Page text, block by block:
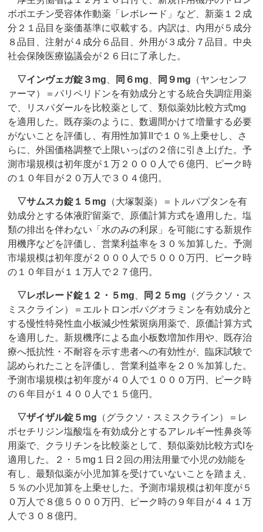
ボポエチン受容体作動薬「レボレード」など、新薬１２成
分２１品目を薬価基準に収載する。内訳は、内用が５成分
８品目、注射が４成分６品目、外用が３成分７品目。中央
社会保険医療協議会が２６日に了承した。
▽インヴェガ錠３mg 同６mg 同９mg （ヤンセンフ
ァーマ）＝パリペリドンを有効成分とする統合失調症用薬
で、リスパダールを比較薬として、類似薬効比較方式mg
を適用した。既存薬のように、数週間かけて増量する必要
がないことを評価し、有用性加算IIで１０％上乗せし、さ
らに、外国価格調整で上限いっぱの２倍に引き上げた。予
測市場規模は初年度が１万２０００人で６億円、ピーク時
の１０年目が２０万人で３０４億円。
▽サムスカ錠１５mg （大塚製薬）＝トルバプタンを有
効成分とする体液貯留薬で、原価計算方式を適用した。塩
類の排出を伴わない「水のみの利尿」を可能にする新規作
用機序などを評価し、営業利益率を３０％加算した。予測
市場規模は初年度が２０００人で５０００万円、ピーク時
の１０年目が１１万人で２７億円。
▽レボレード錠１２・５mg 同２５mg （グラクソ・ス
ミスクライン）＝エルトロンボパグオラミンを有効成分と
する慢性特発性血小板減少性紫斑病用薬で、原価計算方式
を適用した。新規機序による血小板数増加作用や、既存治
療へ抵抗性・不耐容を示す患者への有効性が、臨床試験で
認められたことを評価し、営業利益率を２０％加算した。
予測市場規模は初年度が４０人で１０００万円、ピーク時
の６年目が１４００人で１５億円。
▽ザイザル錠５mg （グラクソ・スミスクライン）＝レ
ボセチリジン塩酸塩を有効成分とするアレルギー性鼻炎等
用薬で、クラリチンを比較薬として、類似薬効比較方式Iを
適用した。２・５mg１日２回の用法用量で小児の効能を
有し、最類似薬が小児加算を受けていないことを踏まえ、
５％の小児加算を上乗せした。予測市場規模は初年度が５
０万人で８億５０００万円、ピーク時の９年目が４４１万
人で３０８億円。